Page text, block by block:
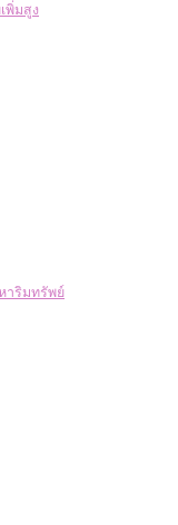
พิ่มสูง
าริมทรัพย์